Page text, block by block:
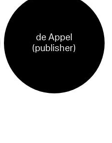
de Appel
(publisher)